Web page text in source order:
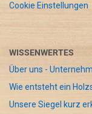
Cookie Einstellungen
WISSENWERTES
Über uns -
Wie entsteht ein
Unsere Siegel kurz